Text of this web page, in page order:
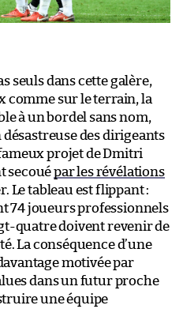
seuls dans cette galère,
comme sur le terrain, la
à un bordel sans nom,
des dirigeants
projet de Dmitri
secouépar les révélations
Le tableau est flippant :
74 joueurs professionnels
quatre doivent revenir de
La conséquence d’une
motivée par
dans un futur proche
une équipe